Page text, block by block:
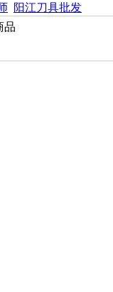
阳江刀具批发
品